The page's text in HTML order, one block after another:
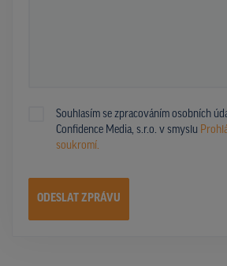
Souhlasím se zpracováním osobních
Confidence Media, s.r.o. v smyslu
soukromí.
ODESLAT ZPRÁVU